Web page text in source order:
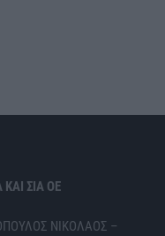
ΚΑΙ ΣΙΑ ΟΕ
ΝΙΚΟΛΑΟΣ –